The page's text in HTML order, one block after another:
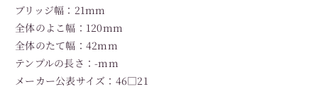
ブリッジ幅：21mm
全体のよこ幅：120mm
全体のたて幅：42mm
テンプルの長さ：-mm
メーカー公表サイズ：46□21